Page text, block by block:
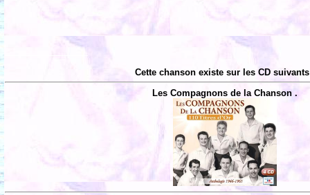
Cette chanson existe sur les CD
Les Compagnons de la Chanson .